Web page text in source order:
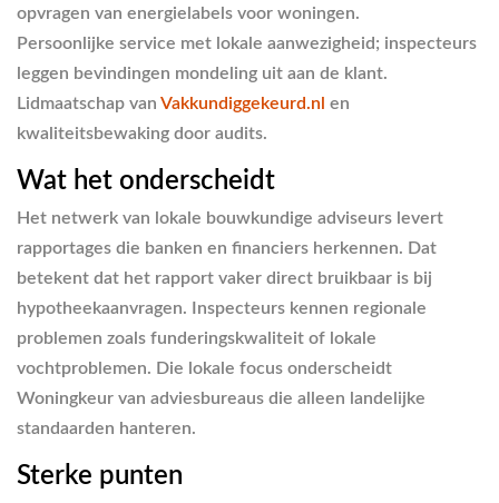
opvragen van energielabels voor woningen.
Persoonlijke service met lokale aanwezigheid; inspecteurs
leggen bevindingen mondeling uit aan de klant.
Lidmaatschap van Vakkundiggekeurd.nl en
kwaliteitsbewaking door audits.
Wat het onderscheidt
Het netwerk van lokale bouwkundige adviseurs levert
rapportages die banken en financiers herkennen. Dat
betekent dat het rapport vaker direct bruikbaar is bij
hypotheekaanvragen. Inspecteurs kennen regionale
problemen zoals funderingskwaliteit of lokale
vochtproblemen. Die lokale focus onderscheidt
Woningkeur van adviesbureaus die alleen landelijke
standaarden hanteren.
Sterke punten